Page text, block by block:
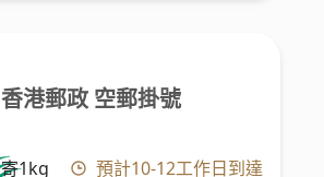
香港郵政 空郵掛號
寄1kg 預計10-12工作日到達